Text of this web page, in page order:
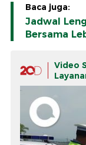
Baca juga:
Jadwal
Bersama
Video
km 228